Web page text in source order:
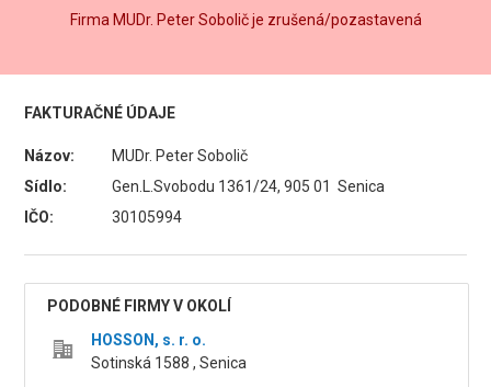
Firma MUDr. Peter Sobolič je zrušená/pozastavená
FAKTURAČNÉ ÚDAJE
Názov:
MUDr. Peter Sobolič
Sídlo:
Gen.L.Svobodu 1361/24, 905 01 Senica
IČO:
30105994
PODOBNÉ FIRMY V OKOLÍ
HOSSON, s. r. o.
Sotinská 1588 , Senica